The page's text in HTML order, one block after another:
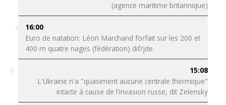
(agence maritime britannique)
16:00
Euro de natation: Léon Marchand forfait sur les 200 et
400 m quatre nages (fédération) dif/jde
15:08
L'Ukraine n'a "quasiment aucune centrale thermique"
intacte à cause de l'invasion russe, dit Zelensky